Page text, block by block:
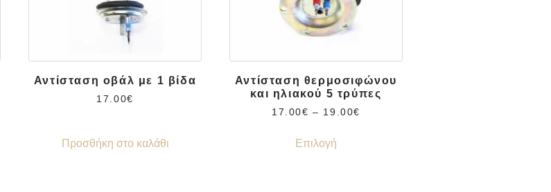
Αντίσταση οβάλ με 1 βίδα
17.00€
Προσθήκη στο καλάθι
Αντίσταση θερμοσιφώνου
και ηλιακού 5 τρύπες
17.00€ – 19.00€
Επιλογή